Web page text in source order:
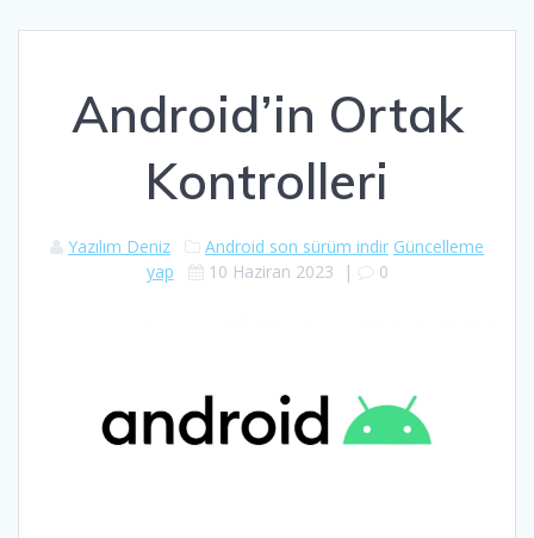
Android’in Ortak
Kontrolleri
Yazılım Deniz Android son sürüm indir Güncelleme
yap
10 Haziran 2023 | 0